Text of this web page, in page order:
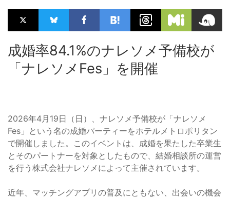
成婚率84.1%のナレソメ予備校が
「ナレソメFes」を開催
2026年4月19日（日）、ナレソメ予備校が「ナレソメ
Fes」という名の成婚パーティーをホテルメトロポリタン
で開催しました。このイベントは、成婚を果たした卒業生
とそのパートナーを対象としたもので、結婚相談所の運営
を行う株式会社ナレソメによって主催されています。
近年、マッチングアプリの普及にともない、出会いの機会